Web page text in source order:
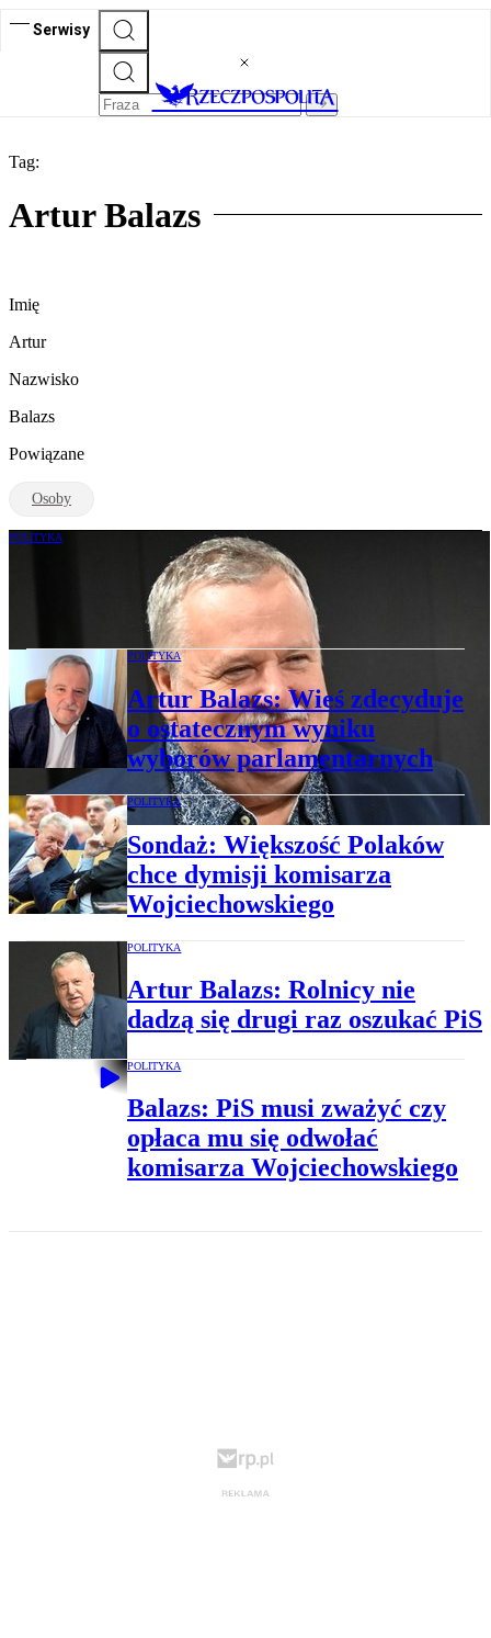
Serwisy
Tag:
Artur Balazs
Imię
Artur
Nazwisko
Balazs
Powiązane
Osoby
POLITYKA
Artur Balazs: Wieś zdecyduje o wyniku
POLITYKA
Artur Balazs: Wieś zdecyduje
o ostatecznym wyniku
wyborów parlamentarnych
POLITYKA
Sondaż: Większość Polaków
chce dymisji komisarza
Wojciechowskiego
POLITYKA
Artur Balazs: Rolnicy nie
dadzą się drugi raz oszukać PiS
POLITYKA
Balazs: PiS musi zważyć czy
opłaca mu się odwołać
komisarza Wojciechowskiego